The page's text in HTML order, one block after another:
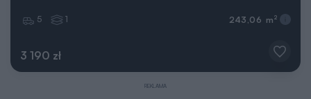
3 190 zł
5 1 243,06 m 2
REKLAMA